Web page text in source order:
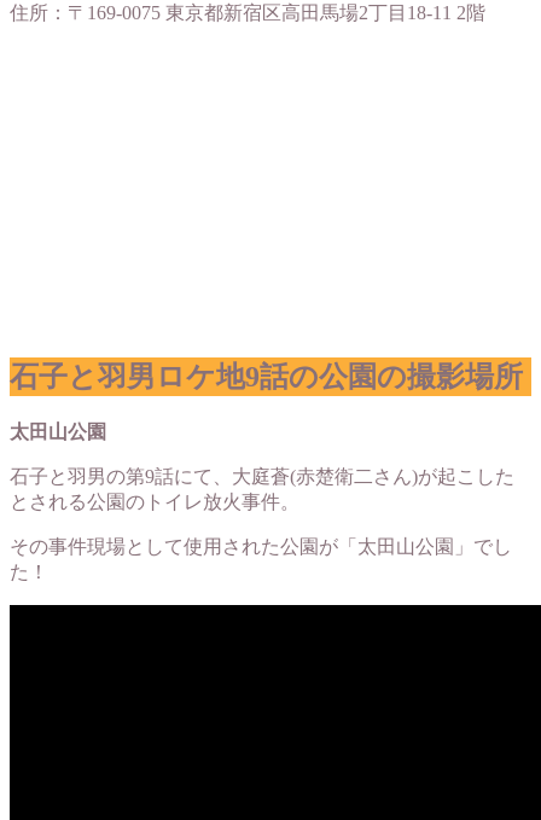
住所：〒169-0075 東京都新宿区高田馬場2丁目18-11 2階
石子と羽男ロケ地9話の公園の撮影場所
太田山公園
石子と羽男の第9話にて、大庭蒼(赤楚衛二さん)が起こした
とされる公園のトイレ放火事件。
その事件現場として使用された公園が「太田山公園」でし
た！